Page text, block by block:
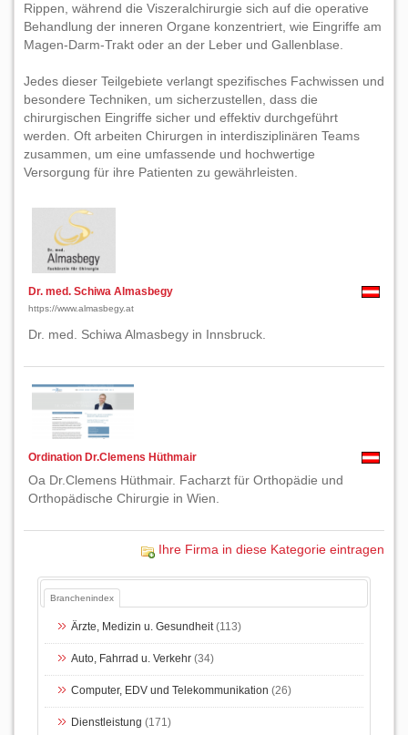
Rippen, während die Viszeralchirurgie sich auf die operative
Behandlung der inneren Organe konzentriert, wie Eingriffe am
Magen-Darm-Trakt oder an der Leber und Gallenblase.
Jedes dieser Teilgebiete verlangt spezifisches Fachwissen und
besondere Techniken, um sicherzustellen, dass die
chirurgischen Eingriffe sicher und effektiv durchgeführt
werden. Oft arbeiten Chirurgen in interdisziplinären Teams
zusammen, um eine umfassende und hochwertige
Versorgung für ihre Patienten zu gewährleisten.
Dr. med. Schiwa Almasbegy
https://www.almasbegy.at
Dr. med. Schiwa Almasbegy in Innsbruck.
Ordination Dr.Clemens Hüthmair
Oa Dr.Clemens Hüthmair. Facharzt für Orthopädie und
Orthopädische Chirurgie in Wien.
Ihre Firma in diese Kategorie eintragen
Branchenindex
Ärzte, Medizin u. Gesundheit(113)
Auto, Fahrrad u. Verkehr (34)
Computer, EDV und Telekommunikation (26)
Dienstleistung (171)